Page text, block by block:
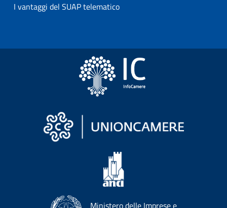
I vantaggi del SUAP telematico
Ministero delle Imprese e